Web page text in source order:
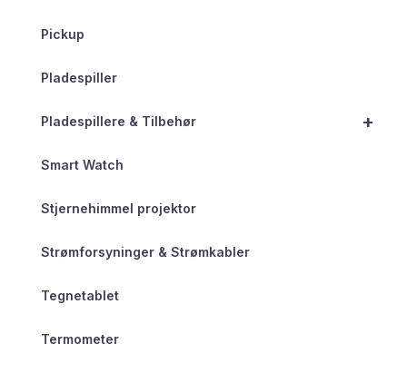
Pickup
Pladespiller
+
Pladespillere & Tilbehør
Smart Watch
Stjernehimmel projektor
Strømforsyninger & Strømkabler
Tegnetablet
Termometer